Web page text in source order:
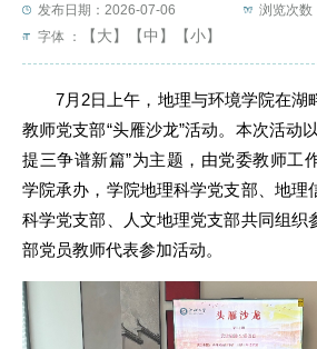
发布日期：2026-07-06
浏览次数
字体 ：
【大】 【中】 【小】
7月2日上午，地理与环境学院在湖
教师党支部“头雁沙龙”活动。本次活动
提三争谱新篇”为主题，由党委教师工
学院承办，学院地理科学党支部、地理
科学党支部、人文地理党支部共同组织
部党员教师代表参加活动。